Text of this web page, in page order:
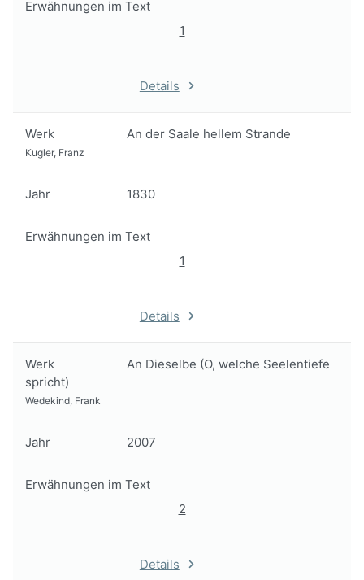
Erwähnungen im Text
1
Details
Werk An der Saale hellem Strande
Kugler, Franz
Jahr 1830
Erwähnungen im Text
1
Details
Werk
An Dieselbe (O, welche Seelentiefe
spricht)
Wedekind, Frank
Jahr 2007
Erwähnungen im Text
2
Details